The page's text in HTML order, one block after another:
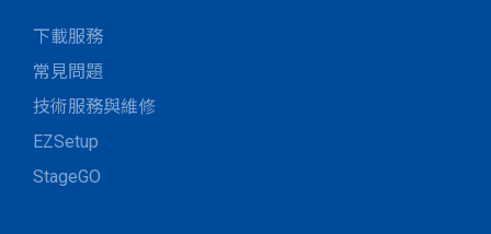
下載服務
常見問題
技術服務與維修
EZSetup
StageGO